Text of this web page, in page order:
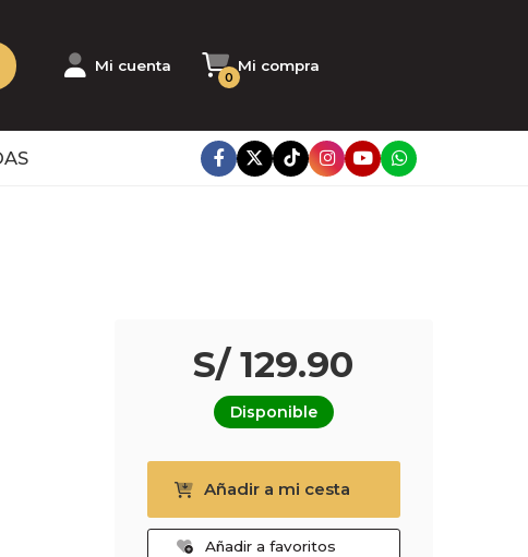
Mi cuenta Mi compra
0
S/ 129.90
Disponible
Añadir a mi cesta
Añadir a favoritos